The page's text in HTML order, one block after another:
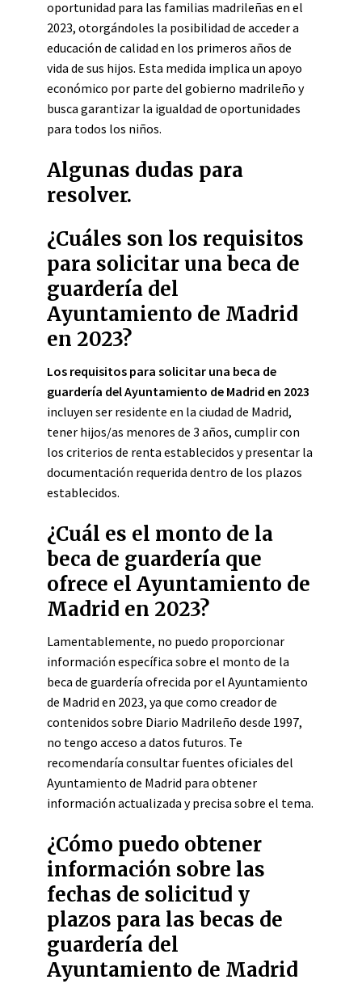
oportunidad para las familias madrileñas en el
2023, otorgándoles la posibilidad de acceder a
educación de calidad en los primeros años de
vida de sus hijos. Esta medida implica un apoyo
económico por parte del gobierno madrileño y
busca garantizar la igualdad de oportunidades
para todos los niños.
Algunas dudas para
resolver.
¿Cuáles son los requisitos
para solicitar una beca de
guardería del
Ayuntamiento de Madrid
en 2023?
Los requisitos para solicitar una beca de
guardería del Ayuntamiento de Madrid en 2023
incluyen ser residente en la ciudad de Madrid,
tener hijos/as menores de 3 años, cumplir con
los criterios de renta establecidos y presentar la
documentación requerida dentro de los plazos
establecidos.
¿Cuál es el monto de la
beca de guardería que
ofrece el Ayuntamiento de
Madrid en 2023?
Lamentablemente, no puedo proporcionar
información específica sobre el monto de la
beca de guardería ofrecida por el Ayuntamiento
de Madrid en 2023, ya que como creador de
contenidos sobre Diario Madrileño desde 1997,
no tengo acceso a datos futuros. Te
recomendaría consultar fuentes oficiales del
Ayuntamiento de Madrid para obtener
información actualizada y precisa sobre el tema.
¿Cómo puedo obtener
información sobre las
fechas de solicitud y
plazos para las becas de
guardería del
Ayuntamiento de Madrid